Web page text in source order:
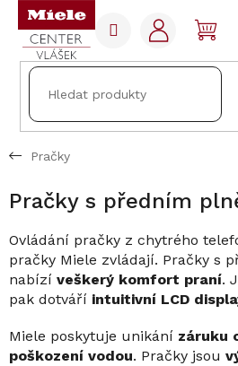
Přejít
obsah
KOŠÍK
Pračky
Pračky s předním
Ovládání pračky z chytrého
pračky Miele zvládají. Pračky s
nabízí veškerý komfort praní.
pak dotváří intuitivní LCD
Miele poskytuje unikání záruku
poškození vodou. Pračky jsou